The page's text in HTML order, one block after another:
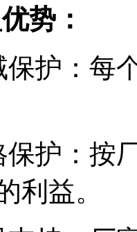
势：
保护：每
护：按
利益。